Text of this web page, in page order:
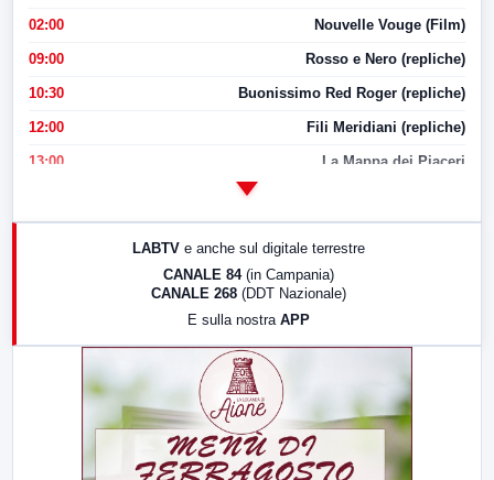
02:00 Nouvelle Vouge (Film)
09:00 Rosso e Nero (repliche)
10:30 Buonissimo Red Roger (repliche)
12:00 Fili Meridiani (repliche)
13:00 La Mappa dei Piaceri
17:00 LabNews (replica)
LABTV e anche sul digitale terrestre
CANALE 84 (in Campania)
CANALE 268 (DDT Nazionale)
E sulla nostra APP